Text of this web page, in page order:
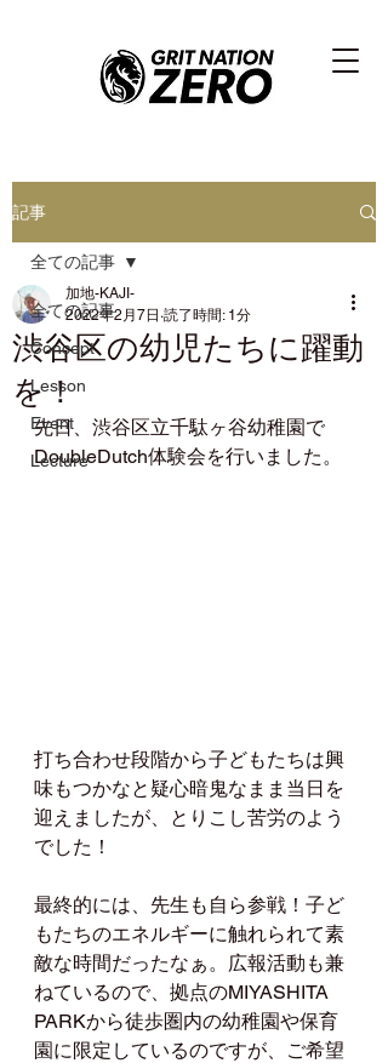
記事
全ての記事
Concept
Lesson
Event
Lecture
全ての記事
渋谷区の幼児たちに躍動
を！
加地-KAJI-
2022年2月7日 読了時間: 1分
先日、渋谷区立千駄ヶ谷幼稚園で
DoubleDutch体験会を行いました。
打ち合わせ段階から子どもたちは興
味もつかなと疑心暗鬼なまま当日を
迎えましたが、とりこし苦労のよう
でした！
最終的には、先生も自ら参戦！子ど
もたちのエネルギーに触れられて素
敵な時間だったなぁ。広報活動も兼
ねているので、拠点のMIYASHITA
PARKから徒歩圏内の幼稚園や保育
園に限定しているのですが、ご希望